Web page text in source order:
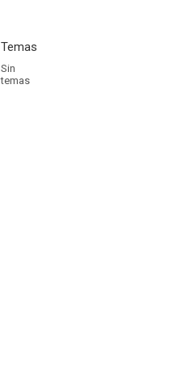
Temas
Sin
temas